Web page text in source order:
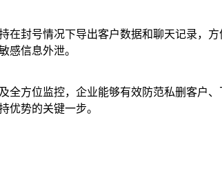
封号情况下导出客户数据和聊天记录，
感信息外泄。
方位监控，企业能够有效防范私删客户
优势的关键一步。